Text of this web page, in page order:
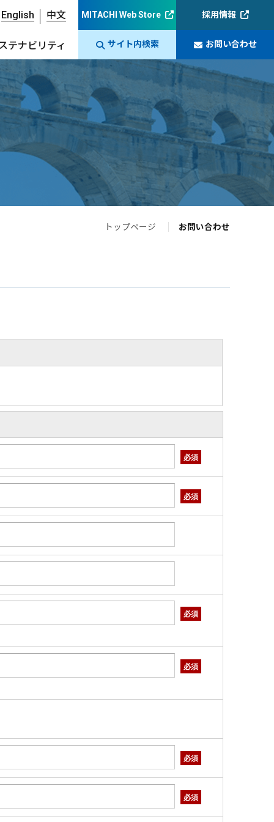
English 中文
テナビリティ
MITACHI Web Store 採用情報
サイト内検索 お問い合わせ
トップページ お問い合わせ
必須
必須
必須
必須
必須
必須